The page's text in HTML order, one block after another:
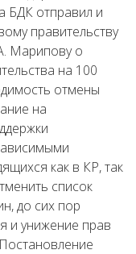
БДК отправил и
правительству
Марипову о
на 100
отмены
на
как в КР, так
список
до сих пор
и унижение прав